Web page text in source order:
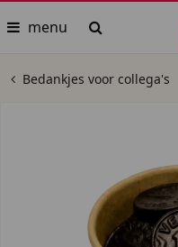
menu
Bedankjes voor collega's